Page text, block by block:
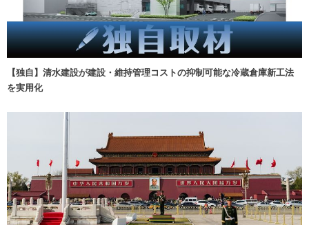
【独自】清水建設が建設・維持管理コストの抑制可能な冷蔵倉庫新工法
を実用化